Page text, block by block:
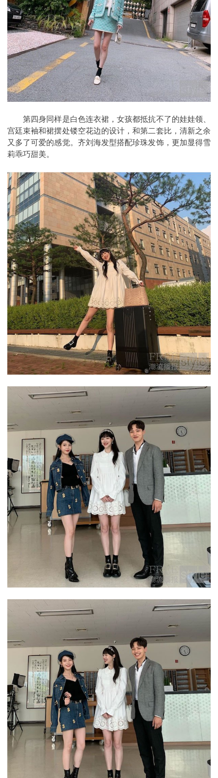
第四身同样是白色连衣裙，女孩都抵抗不了的娃娃领、
宫廷束袖和裙摆处镂空花边的设计，和第二套比，清新之余
又多了可爱的感觉。齐刘海发型搭配珍珠发饰，更加显得雪
莉乖巧甜美。